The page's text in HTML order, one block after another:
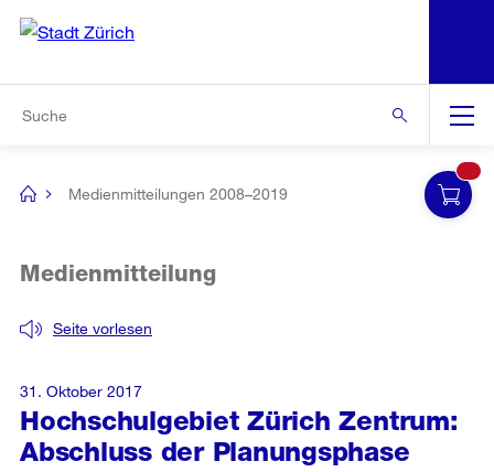
Navigation
[no
Medienmitteilungen 2008–2019
Hochschulgebiet Zürich Zentrum:
Abschluss der Planungsphase
Seite vorlesen
Medienmitteilung
31. Oktober 2017